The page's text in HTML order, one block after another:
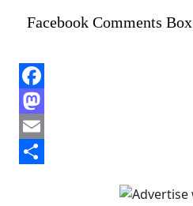
Facebook Comments Box
Facebook
Mastodon
Email